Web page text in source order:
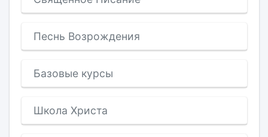
Песнь Возрождения
Базовые курсы
Школа Христа